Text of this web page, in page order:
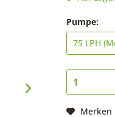
Pumpe:
Merken